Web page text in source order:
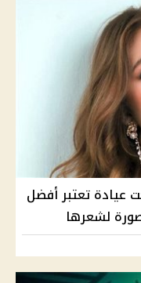
تعتبر أفضل
لشعرها